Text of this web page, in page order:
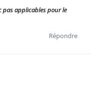
pas applicables pour le
Répondre